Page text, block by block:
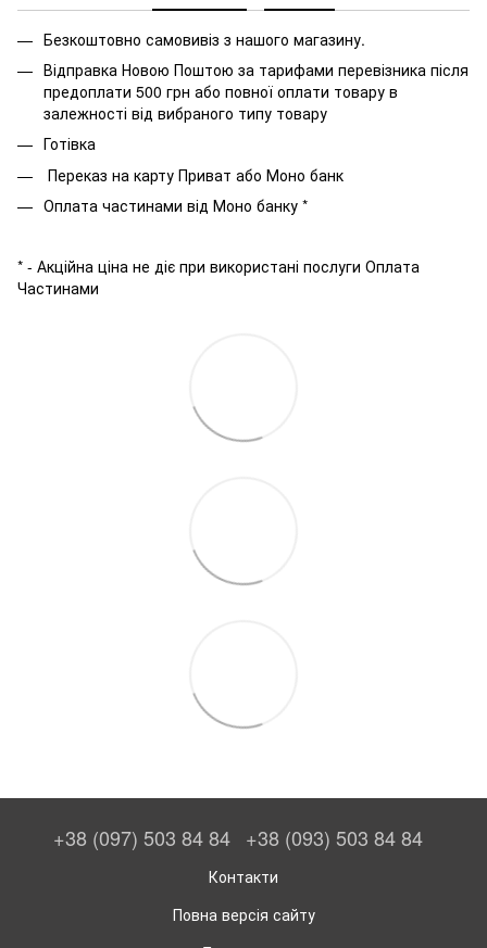
Безкоштовно самовивіз з нашого магазину.
Відправка Новою Поштою за тарифами перевізника після
предоплати 500 грн або повної оплати товару в
залежності від вибраного типу товару
Готівка
Переказ на карту Приват або Моно банк
Оплата частинами від Моно банку *
* - Акційна ціна не діє при використані послуги Оплата
Частинами
+38 (097) 503 84 84 +38 (093) 503 84 84
Контакти
Повна версія сайту